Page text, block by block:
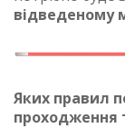
відведеному
Яких правил
проходження